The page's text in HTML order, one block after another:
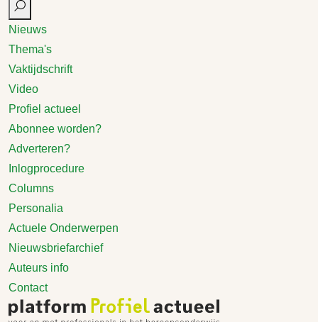
Nieuws
Thema's
Vaktijdschrift
Video
Profiel actueel
Abonnee worden?
Adverteren?
Inlogprocedure
Columns
Personalia
Actuele Onderwerpen
Nieuwsbriefarchief
Auteurs info
Contact